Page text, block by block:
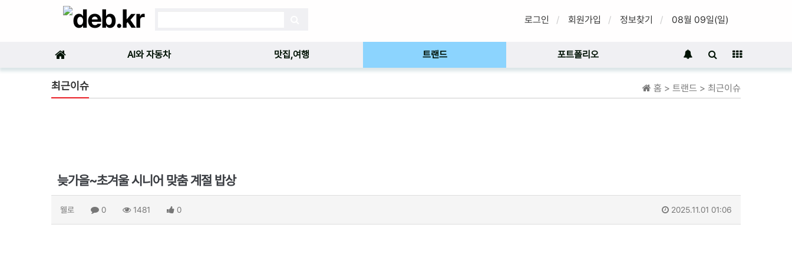
로그인 회원가입 정보찾기 08월 09일(일)
AI와 자동차 맛집,여행 트랜드 포트폴리오
홈 > 트랜드 > 최근이슈
최근이슈
늦가을~초겨울 시니어 맞춤 계절 밥상
웰로 0 1481 0 2025.11.01 01:06